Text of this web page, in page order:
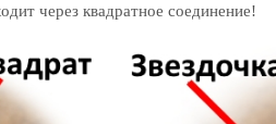
через квадратное соединение!